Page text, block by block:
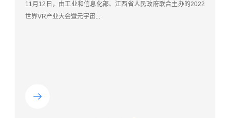
2023年2月，脑机接口产业联盟正式在北京信息通信研究院成立。
数药智能第一时间向该联盟申...
2022医疗科技世界峰会，12月14-15日在苏州狮山国际会议中心举
行，本次会议由VB1...
11月12日，由工业和信息化部、江西省人民政府联合主办的2022
世界VR产业大会暨元宇宙...